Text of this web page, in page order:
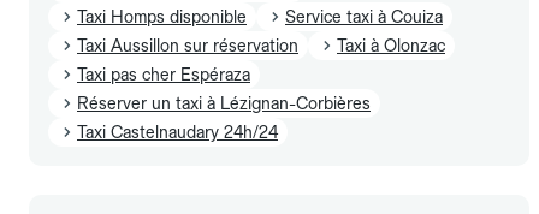
Taxi Homps disponible
Service taxi à Couiza
Taxi Aussillon sur réservation
Taxi à Olonzac
Taxi pas cher Espéraza
Réserver un taxi à Lézignan-Corbières
Taxi Castelnaudary 24h/24